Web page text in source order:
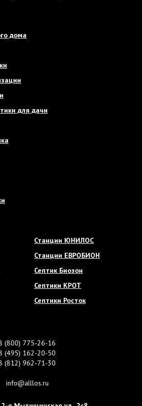
дома
для дачи
Станции ЮНИЛОС
Станции ЕВРОБИОН
Септик Биозон
Септики КРОТ
Септики Росток
(800) 775-26-16
(495) 162-20-50
(812) 962-71-30
info@alllos.ru